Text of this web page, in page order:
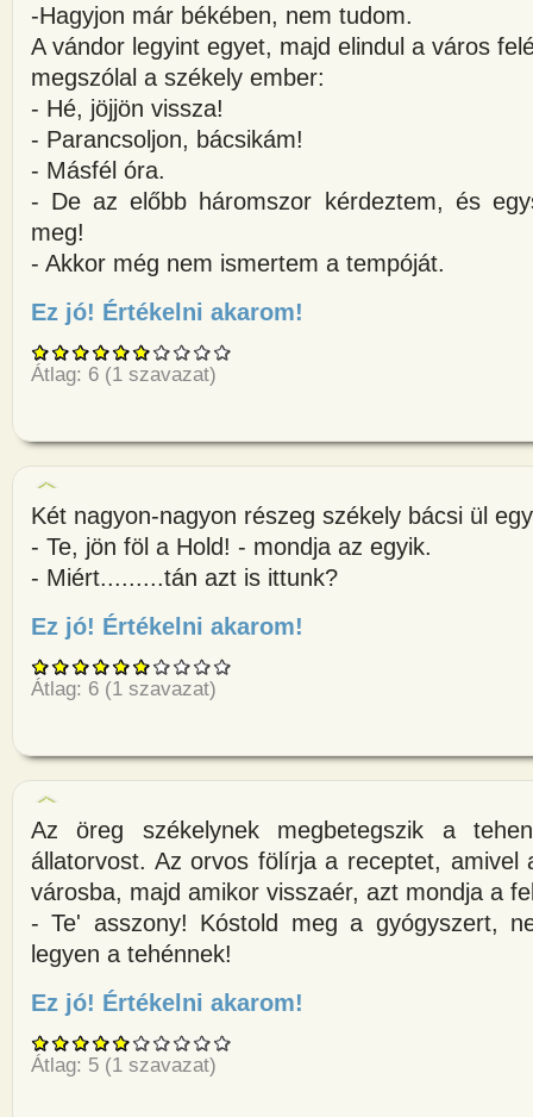
-Hagyjon már békében, nem tudom.
A vándor legyint egyet, majd elindul a város
megszólal a székely ember:
- Hé, jöjjön vissza!
- Parancsoljon, bácsikám!
- Másfél óra.
- De az előbb háromszor kérdeztem, és
meg!
- Akkor még nem ismertem a tempóját.
Ez jó! Értékelni akarom!
Átlag: 6 (1 szavazat)
Két nagyon-nagyon részeg székely bácsi ül
- Te, jön föl a Hold! - mondja az egyik.
- Miért.........tán azt is ittunk?
Ez jó! Értékelni akarom!
Átlag: 6 (1 szavazat)
Az öreg székelynek megbetegszik a
állatorvost. Az orvos fölírja a receptet, amivel
városba, majd amikor visszaér, azt mondja a
- Te' asszony! Kóstold meg a gyógyszert,
legyen a tehénnek!
Ez jó! Értékelni akarom!
Átlag: 5 (1 szavazat)